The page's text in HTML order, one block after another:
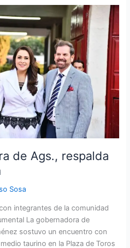
de Ags., respalda
Sosa
integrantes de la comunidad
La gobernadora de
sostuvo un encuentro con
taurino en la Plaza de Toros